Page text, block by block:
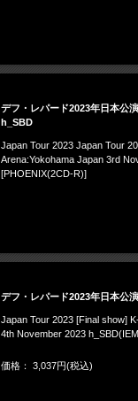
デフ・レパード2023年日本公
h_SBD
Japan Tour 2023 Japan Tour
Arena:Yokohama Japan 3rd
[PHOENIX(2CD-R)]
デフ・レパード2023年日本公
Japan Tour 2023 [Final show]
4th November 2023
価格： 3,037円(税込)